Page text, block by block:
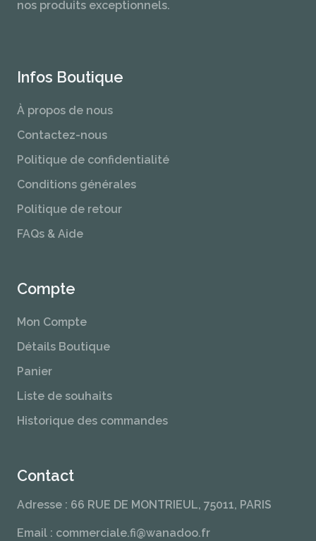
nos produits exceptionnels.
Infos Boutique
À propos de nous
Contactez-nous
Politique de confidentialité
Conditions générales
Politique de retour
FAQs & Aide
Compte
Mon Compte
Détails Boutique
Panier
Liste de souhaits
Historique des commandes
Contact
Adresse : 66 RUE DE MONTRIEUL, 75011, PARIS
Email : commerciale.fi@wanadoo.fr